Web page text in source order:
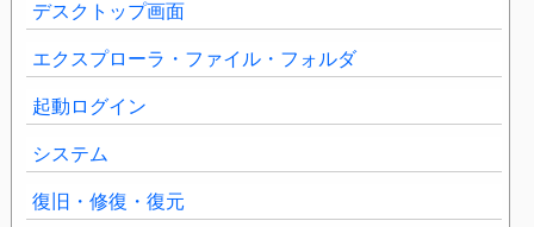
デスクトップ画面
エクスプローラ・ファイル・フォルダ
起動ログイン
システム
復旧・修復・復元